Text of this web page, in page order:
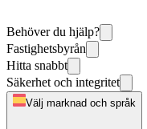
Behöver du hjälp?
Fastighetsbyrån
Hitta snabbt
Säkerhet och integritet
Välj marknad och språk